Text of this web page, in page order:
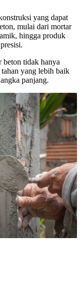
yang dapat
mulai dari mortar
hingga produk
beton tidak hanya
yang lebih baik
panjang.